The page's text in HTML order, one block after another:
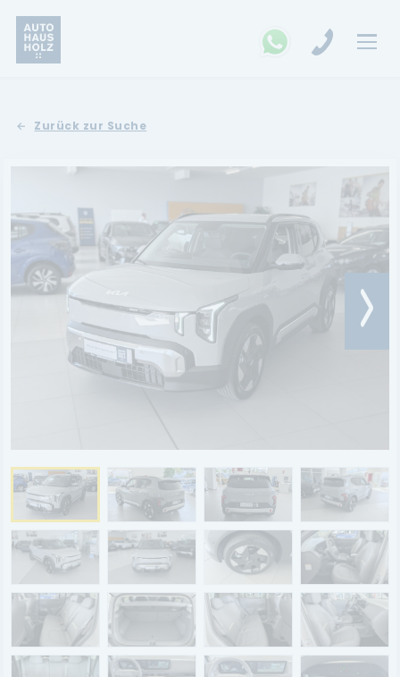
Kia
Ford
Land Rover
Renault
Dacia
SERVICE
Aktionsfahrzeuge
AutoAbo
Gewerbekunden
Probefahrt
Mietwagen
Zurück zur Suche